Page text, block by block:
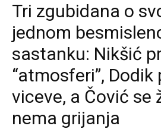
Tri zgubidana o
jednom
sastanku: Nikšić
“atmosferi”, Dodik
viceve, a Čović se
nema grijanja